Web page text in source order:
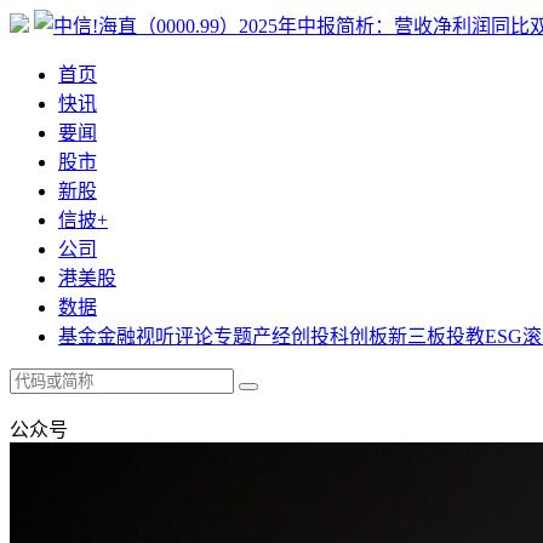
首页
快讯
要闻
股市
新股
信披+
公司
港美股
数据
基金金融视听评论专题产经创投科创板新三板投教ESG
公众号